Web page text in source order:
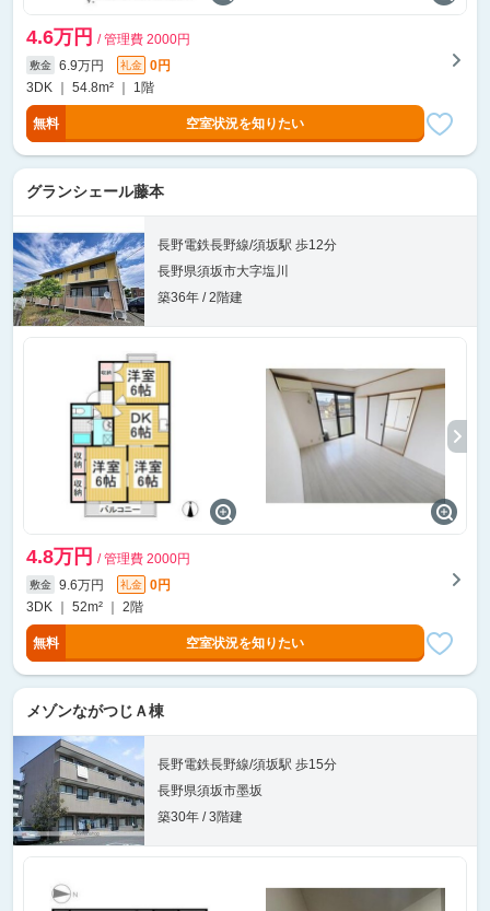
4.6万円 / 管理費 2000円
敷金 6.9万円 礼金
0円
3DK ｜ 54.8m² ｜ 1階
無料 空室状況を知りたい
グランシェール藤本
長野電鉄長野線/須坂駅 歩12分
長野県須坂市大字塩川
築36年 / 2階建
4.8万円 / 管理費 2000円
敷金 9.6万円 礼金
0円
3DK ｜ 52m² ｜ 2階
無料 空室状況を知りたい
メゾンながつじＡ棟
長野電鉄長野線/須坂駅 歩15分
長野県須坂市墨坂
築30年 / 3階建